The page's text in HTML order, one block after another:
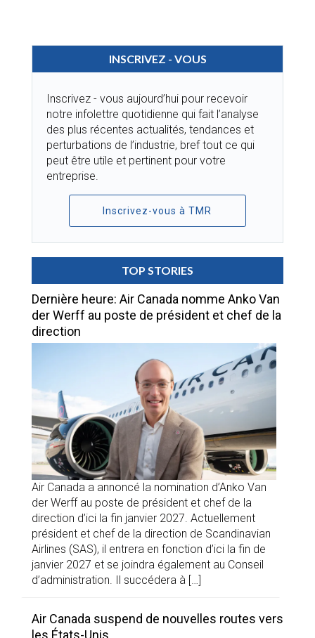
INSCRIVEZ - VOUS
Inscrivez - vous aujourd’hui pour recevoir
notre infolettre quotidienne qui fait l’analyse
des plus récentes actualités, tendances et
perturbations de l’industrie, bref tout ce qui
peut être utile et pertinent pour votre
entreprise.
Inscrivez-vous à TMR
TOP STORIES
Dernière heure: Air Canada nomme Anko Van
der Werff au poste de président et chef de la
direction
Air Canada a annoncé la nomination d’Anko Van
der Werff au poste de président et chef de la
direction d’ici la fin janvier 2027. Actuellement
président et chef de la direction de Scandinavian
Airlines (SAS), il entrera en fonction d’ici la fin de
janvier 2027 et se joindra également au Conseil
d’administration. Il succédera à […]
Air Canada suspend de nouvelles routes vers